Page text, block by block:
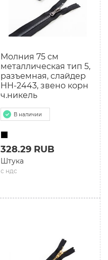
Молния 75 см
мeталлическая тип 5,
разъемная, слайдер
HH-2443, звено корн
ч.никель
В наличии
с ндс
328.29 RUB
Штука